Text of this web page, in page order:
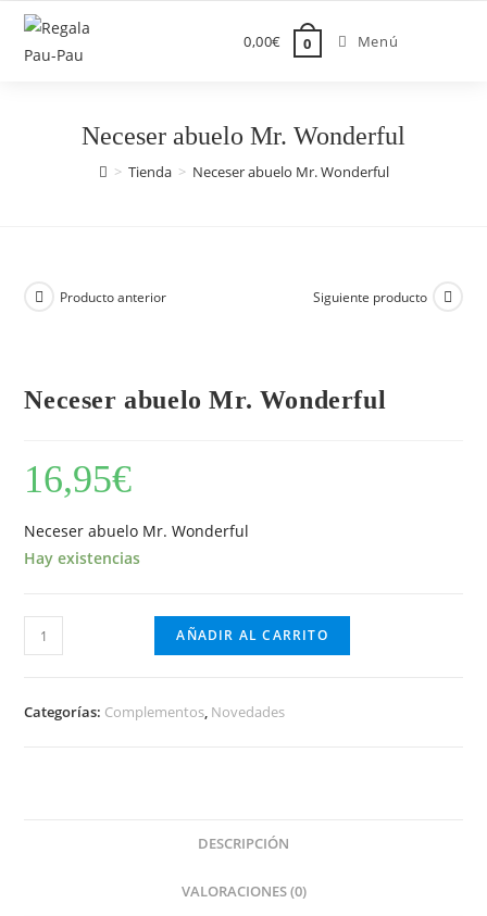
Saltar
contenido
0,00€ 0 Menú
Neceser abuelo Mr. Wonderful
> Tienda > Neceser abuelo Mr. Wonderful
Producto anterior Siguiente producto
Neceser abuelo Mr. Wonderful
16,95€
Neceser abuelo Mr. Wonderful
Hay existencias
Neceser
abuelo
Wonderful
AÑADIR AL CARRITO
Categorías: Complementos, Novedades
DESCRIPCIÓN
VALORACIONES (0)